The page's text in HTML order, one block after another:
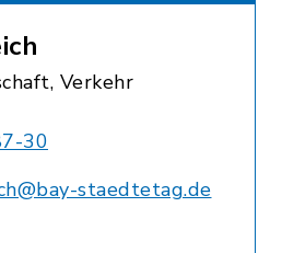
Verkehr
30
staedtetag.de